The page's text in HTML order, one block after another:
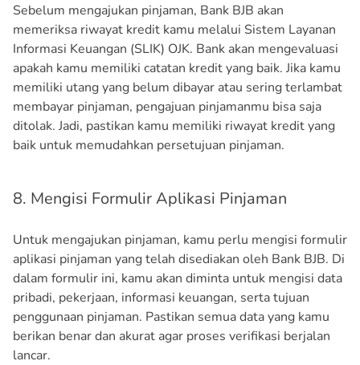
Sebelum mengajukan pinjaman, Bank BJB akan
memeriksa riwayat kredit kamu melalui Sistem Layanan
Informasi Keuangan (SLIK) OJK. Bank akan mengevaluasi
apakah kamu memiliki catatan kredit yang baik. Jika kamu
memiliki utang yang belum dibayar atau sering terlambat
membayar pinjaman, pengajuan pinjamanmu bisa saja
ditolak. Jadi, pastikan kamu memiliki riwayat kredit yang
baik untuk memudahkan persetujuan pinjaman.
8. Mengisi Formulir Aplikasi Pinjaman
Untuk mengajukan pinjaman, kamu perlu mengisi formulir
aplikasi pinjaman yang telah disediakan oleh Bank BJB. Di
dalam formulir ini, kamu akan diminta untuk mengisi data
pribadi, pekerjaan, informasi keuangan, serta tujuan
penggunaan pinjaman. Pastikan semua data yang kamu
berikan benar dan akurat agar proses verifikasi berjalan
lancar.